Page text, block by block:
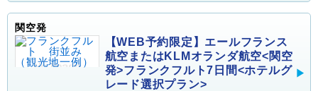
関空発
【WEB予約限定】エールフランス
航空またはKLMオランダ航空<関空
発>フランクフルト7日間<ホテルグ
レード選択プラン>